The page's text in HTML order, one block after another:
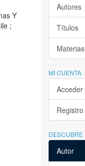
Y
;
Autores
Títulos
Materias
MI CUENTA
Acceder
Registro
DESCUBRE
Autor